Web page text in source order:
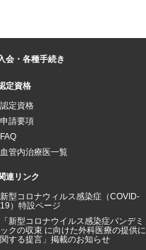
会・各種手続き
定資格
認定資格
申請要項
FAQ
血管内治療医一覧
連リンク
新型コロナウィルス感染症（COVID-
19）特設ページ
「新型コロナウイルス感染症パンデミ
ックの収束 に向けた外科医療の提供に
関する提言」掲載のお知らせ